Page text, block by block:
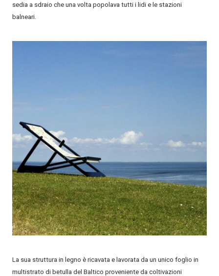
sedia a sdraio che una volta popolava tutti i lidi e le stazioni
balneari.
La sua struttura in legno è ricavata e lavorata da un unico foglio in
multistrato di betulla del Baltico proveniente da coltivazioni